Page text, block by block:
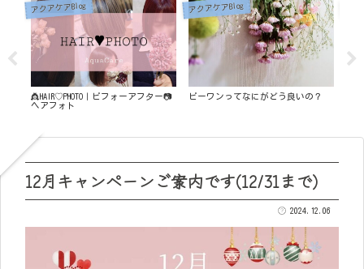
アクアケアBlog
👸HAIR♡PHOTO｜ビフォーアフター📷
ヘアフォト
アクアケアBlog
ビーワンってなにがどう良いの？
12月キャンペーンご案内です(12/31まで)
2024.12.06